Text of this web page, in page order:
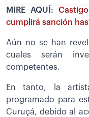
MIRE AQUÍ:
cumplirá sanción
Aún no se han
cuales serán
competentes.
En tanto, la
programado para
Curuçá, debido al